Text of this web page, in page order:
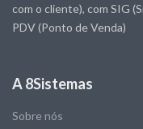
com o cliente), com SIG
PDV (Ponto de Venda)
A 8Sistemas
Sobre nós